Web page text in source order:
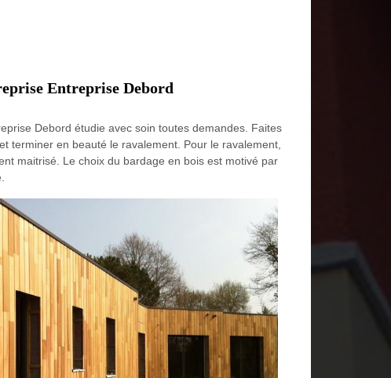
Entreprise Debord
Debord étudie avec soin toutes demandes. Faites
terminer en beauté le ravalement. Pour le ravalement,
maitrisé. Le choix du bardage en bois est motivé par